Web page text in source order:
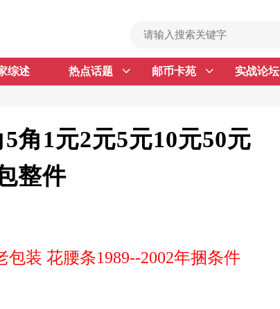
首 页
钱币行情
综述 热点话题 邮币卡苑 实战论坛
角1元2元5元10元50元
整件
装 花腰条1989--2002年捆条件